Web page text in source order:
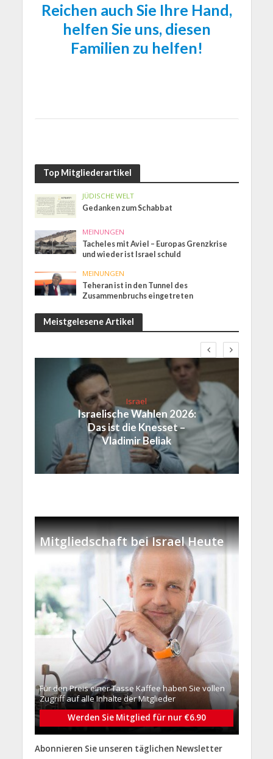
Reichen auch Sie Ihre Hand,
helfen Sie uns, diesen
Familien zu helfen!
Top Mitgliederartikel
JÜDISCHE WELT
Gedanken zum Schabbat
MEINUNGEN
Tacheles mit Aviel – Europas Grenzkrise
und wieder ist Israel schuld
MEINUNGEN
Teheran ist in den Tunnel des
Zusammenbruchs eingetreten
Meistgelesene Artikel
Israel
Israelische Wahlen 2026:
Das ist die Knesset –
Vladimir Beliak
Mitgliedschaft bei Israel Heute
Für den Preis einer Tasse Kaffee haben Sie vollen
Zugriff auf alle Inhalte der Mitglieder
Werden Sie Mitglied für nur €6.90
Abonnieren Sie unseren täglichen Newsletter